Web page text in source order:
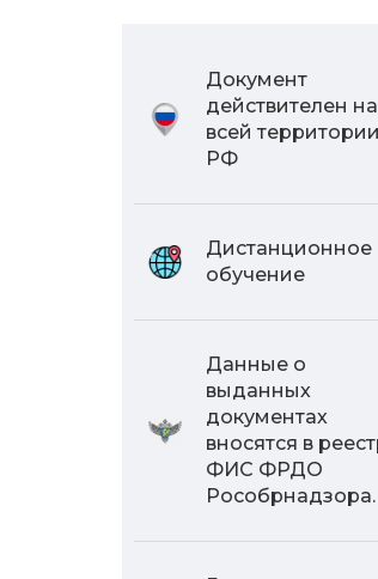
Документ
действителен на
всей территории
РФ
Дистанционное
обучение
Данные о
выданных
документах
вносятся в
ФИС ФРДО
Рособрнадзора.